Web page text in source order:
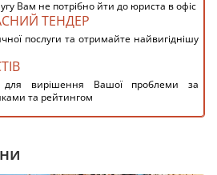
Вам не потрібно йти до юриста в офіс
ТЕНДЕР
послуги та отримайте найвигіднішу
вирішення Вашої проблеми за
та рейтингом